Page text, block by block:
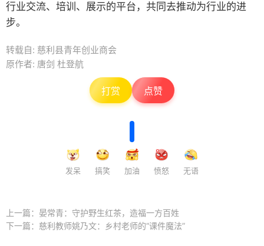
行业交流、培训、展示的平台，共同去推动为行业的进
步。
转载自: 慈利县青年创业商会
原作者: 唐剑 杜登航
打赏 点赞
发呆 搞笑 加油 愤怒 无语
上一篇： 晏常青：守护野生红茶，造福一方百姓
下一篇： 慈利教师姚乃文：乡村老师的“课件魔法”